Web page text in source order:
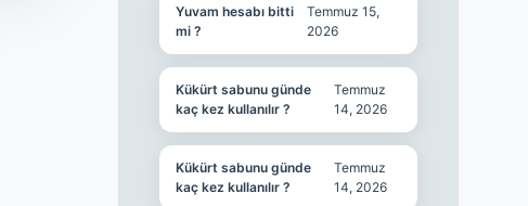
Yuvam hesabı bitti
mi ?
Temmuz 15,
2026
Kükürt sabunu günde
kaç kez kullanılır ?
Temmuz
14, 2026
Kükürt sabunu günde
kaç kez kullanılır ?
Temmuz
14, 2026